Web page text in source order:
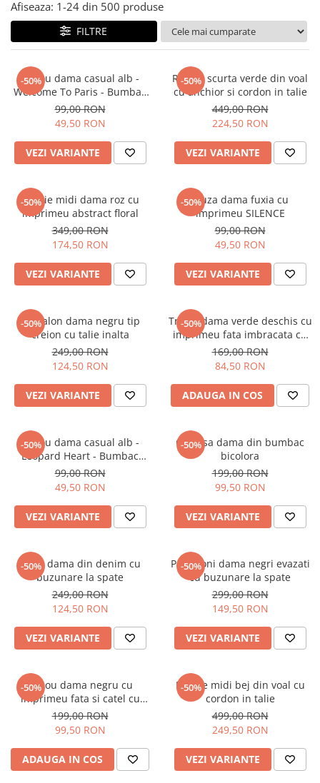
Tricouri si topuri
Rochii de eveniment
Afiseaza: 1-24 din 500 produse
FILTRE
-50%
Tricou dama casual alb -
Welcome To Paris - Bumbac
Organic
99,00 RON
49,50 RON
VEZI VARIANTE
-50%
Rochie scurta verde din voal
cu anchior si cordon in talie
449,00 RON
224,50 RON
VEZI VARIANTE
-50%
Rochie midi dama roz cu
imprimeu abstract floral
349,00 RON
174,50 RON
VEZI VARIANTE
-50%Bluza dama fuxia cu
imprimeu SILENCE
99,00 RON
49,50 RON
VEZI VARIANTE
-50%
Pantalon dama negru tip
creion cu talie inalta
249,00 RON
124,50 RON
VEZI VARIANTE
-50%
Tricou dama verde deschis cu
imprimeu fata imbracata cu
alb si inghetata in mana
169,00 RON
84,50 RON
ADAUGA IN COS
-50%
Tricou dama casual alb -
Leopard Heart - Bumbac
Organic
99,00 RON
49,50 RON
VEZI VARIANTE
-50%
Camasa dama din bumbac
bicolora
199,00 RON
99,50 RON
VEZI VARIANTE
-50%
Blugi dama din denim cu
buzunare la spate
249,00 RON
124,50 RON
VEZI VARIANTE
-50%
Pantaloni dama negri evazati
cu buzunare la spate
299,00 RON
149,50 RON
VEZI VARIANTE
-50%
Tricou dama negru cu
imprimeu fata si catel cu
ochelari
199,00 RON
99,50 RON
ADAUGA IN COS
-50%
Rochie midi bej din voal cu
cordon in talie
499,00 RON
249,50 RON
VEZI VARIANTE